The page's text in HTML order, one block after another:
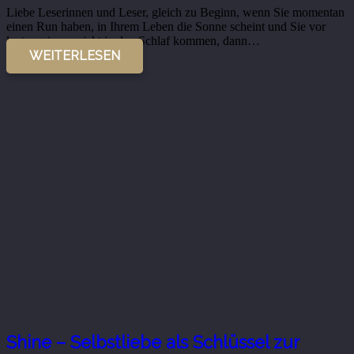
Liebe Leserinnen und Leser, gleich zu Beginn, wenn Sie momentan
einen Run haben, in Ihrem Leben die Sonne scheint und Sie vor
lauter grinsen nicht in den Schlaf kommen, dann…
WEITERLESEN
Shine – Selbstliebe als Schlüssel zur